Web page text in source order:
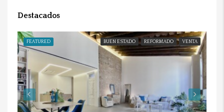
Destacados
FEATURED BUEN ESTADO REFORMADO VENTA